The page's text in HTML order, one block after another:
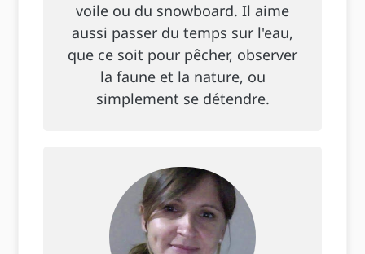
voile ou du snowboard. Il aime
aussi passer du temps sur l'eau,
que ce soit pour pêcher, observer
la faune et la nature, ou
simplement se détendre.